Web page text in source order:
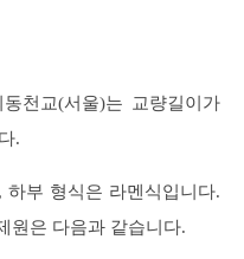
천교(서울)는 교량길이가
.
하부 형식은 라멘식입니다.
원은 다음과 같습니다.